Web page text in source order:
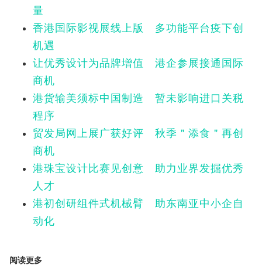
量
香港国际影视展线上版 多功能平台疫下创
机遇
让优秀设计为品牌增值 港企参展接通国际
商机
港货输美须标中国制造 暂未影响进口关税
程序
贸发局网上展广获好评 秋季＂添食＂再创
商机
港珠宝设计比赛见创意 助力业界发掘优秀
人才
港初创研组件式机械臂 助东南亚中小企自
动化
阅读更多